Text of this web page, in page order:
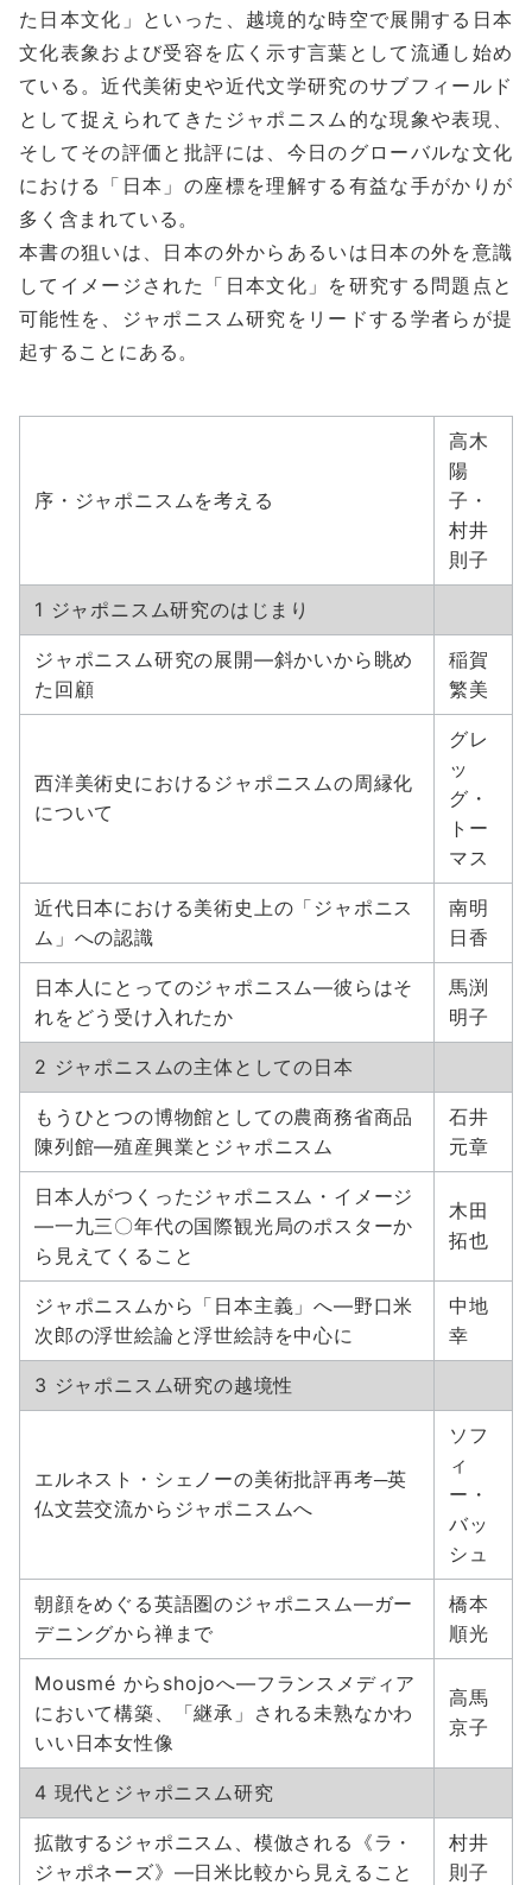
た日本文化」といった、越境的な時空で展開する日本
文化表象および受容を広く示す言葉として流通し始め
ている。近代美術史や近代文学研究のサブフィールド
として捉えられてきたジャポニスム的な現象や表現、
そしてその評価と批評には、今日のグローバルな文化
における「日本」の座標を理解する有益な手がかりが
多く含まれている。
本書の狙いは、日本の外からあるいは日本の外を意識
してイメージされた「日本文化」を研究する問題点と
可能性を、ジャポニスム研究をリードする学者らが提
起することにある。
序・ジャポニスムを考える
高木
陽
子・
村井
則子
1 ジャポニスム研究のはじまり
ジャポニスム研究の展開―斜かいから眺め
た回顧
稲賀
繁美
西洋美術史におけるジャポニスムの周縁化
について
グレ
ッ
グ・
トー
マス
近代日本における美術史上の「ジャポニス
ム」への認識
南明
日香
日本人にとってのジャポニスム―彼らはそ
れをどう受け入れたか
馬渕
明子
2 ジャポニスムの主体としての日本
もうひとつの博物館としての農商務省商品
陳列館―殖産興業とジャポニスム
石井
元章
日本人がつくったジャポニスム・イメージ
―一九三〇年代の国際観光局のポスターか
ら見えてくること
木田
拓也
ジャポニスムから「日本主義」へ―野口米
次郎の浮世絵論と浮世絵詩を中心に
中地
幸
3 ジャポニスム研究の越境性
エルネスト・シェノーの美術批評再考─英
仏文芸交流からジャポニスムへ
ソフ
ィ
ー・
バッ
シュ
朝顔をめぐる英語圏のジャポニスム―ガー
デニングから禅まで
橋本
順光
Mousmé からshojoへ―フランスメディア
において構築、「継承」される未熟なかわ
いい日本女性像
高馬
京子
4 現代とジャポニスム研究
拡散するジャポニスム、模倣される《ラ・
ジャポネーズ》―日米比較から見えること
村井
則子